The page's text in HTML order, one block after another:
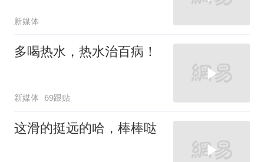
新媒体
多喝热水，热水治百病！
新媒体 69跟贴
这滑的挺远的哈，棒棒哒